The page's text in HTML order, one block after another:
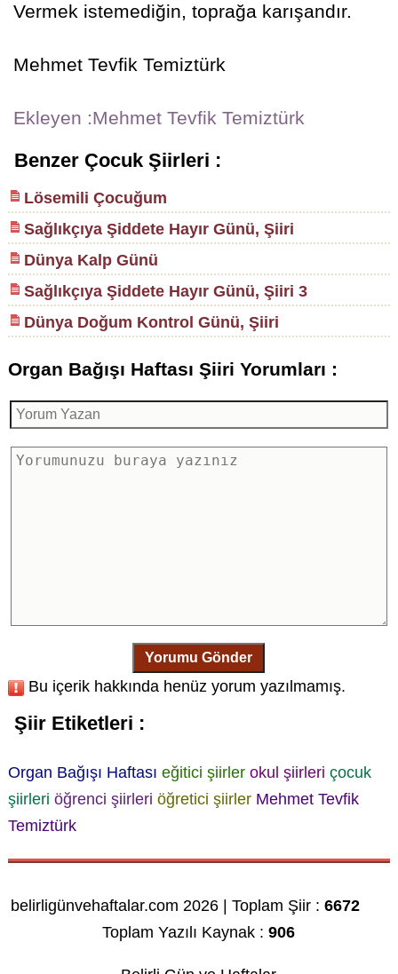
Vermek istemediğin, toprağa karışandır.
Mehmet Tevfik Temiztürk
Ekleyen :Mehmet Tevfik Temiztürk
Benzer Çocuk Şiirleri :
Lösemili Çocuğum
Sağlıkçıya Şiddete Hayır Günü, Şiiri
Dünya Kalp Günü
Sağlıkçıya Şiddete Hayır Günü, Şiiri 3
Dünya Doğum Kontrol Günü, Şiiri
Organ Bağışı Haftası Şiiri Yorumları :
Yorumu Gönder
Bu içerik hakkında henüz yorum yazılmamış.
Şiir Etiketleri :
Organ Bağışı Haftası eğitici şiirler okul şiirleri çocuk
şiirleri öğrenci şiirleri öğretici şiirler Mehmet Tevfik
Temiztürk
belirligünvehaftalar.com 2026 | Toplam Şiir :6672
Toplam Yazılı Kaynak :906